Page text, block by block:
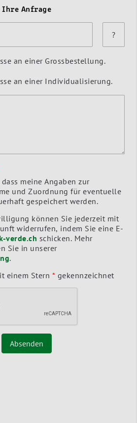
Ihre Anfrage
?
an einer Grossbestellung.
an einer Individualisierung.
meine Angaben zur
und Zuordnung für eventuelle
gespeichert werden.
können Sie jederzeit mit
widerrufen, indem Sie eine E-
verde.ch
Sie in unserer
.
einem Stern * gekennzeichnet
Absenden